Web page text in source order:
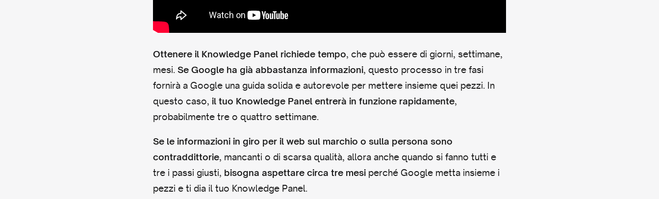
Ottenere il Knowledge Panel richiede tempo, che può essere di giorni, settimane,
mesi. Se Google ha già abbastanza informazioni, questo processo in tre fasi
fornirà a Google una guida solida e autorevole per mettere insieme quei pezzi. In
questo caso, il tuo Knowledge Panel entrerà in funzione rapidamente,
probabilmente tre o quattro settimane.
Se le informazioni in giro per il web sul marchio o sulla persona sono
contraddittorie, mancanti o di scarsa qualità, allora anche quando si fanno tutti e
tre i passi giusti, bisogna aspettare circa tre mesi perché Google metta insieme i
pezzi e ti dia il tuo Knowledge Panel.